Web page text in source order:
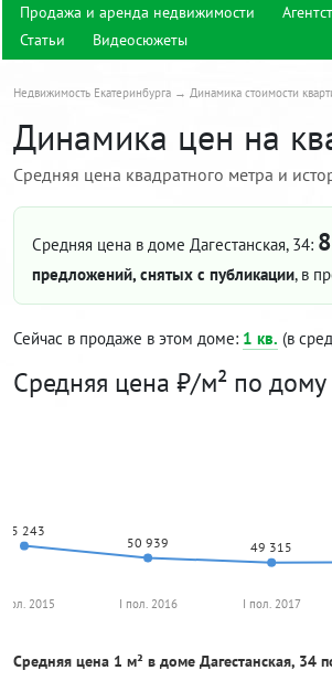
Продажа и аренда недвижимости
Статьи
Видеосюжеты
Недвижимость Екатеринбурга Динамика стоимости
Динамика цен на
Средняя цена квадратного метра и
Средняя цена в доме Дагестанская, 34:
предложений, снятых с публикации, в
Сейчас в продаже в этом доме: 1 кв. (в
Средняя цена ₽/м² по дому
55 243
50 939 49 315
II пол. 2015 I пол. 2016 I пол. 2017
Средняя цена 1 м² в доме Дагестанская, 34